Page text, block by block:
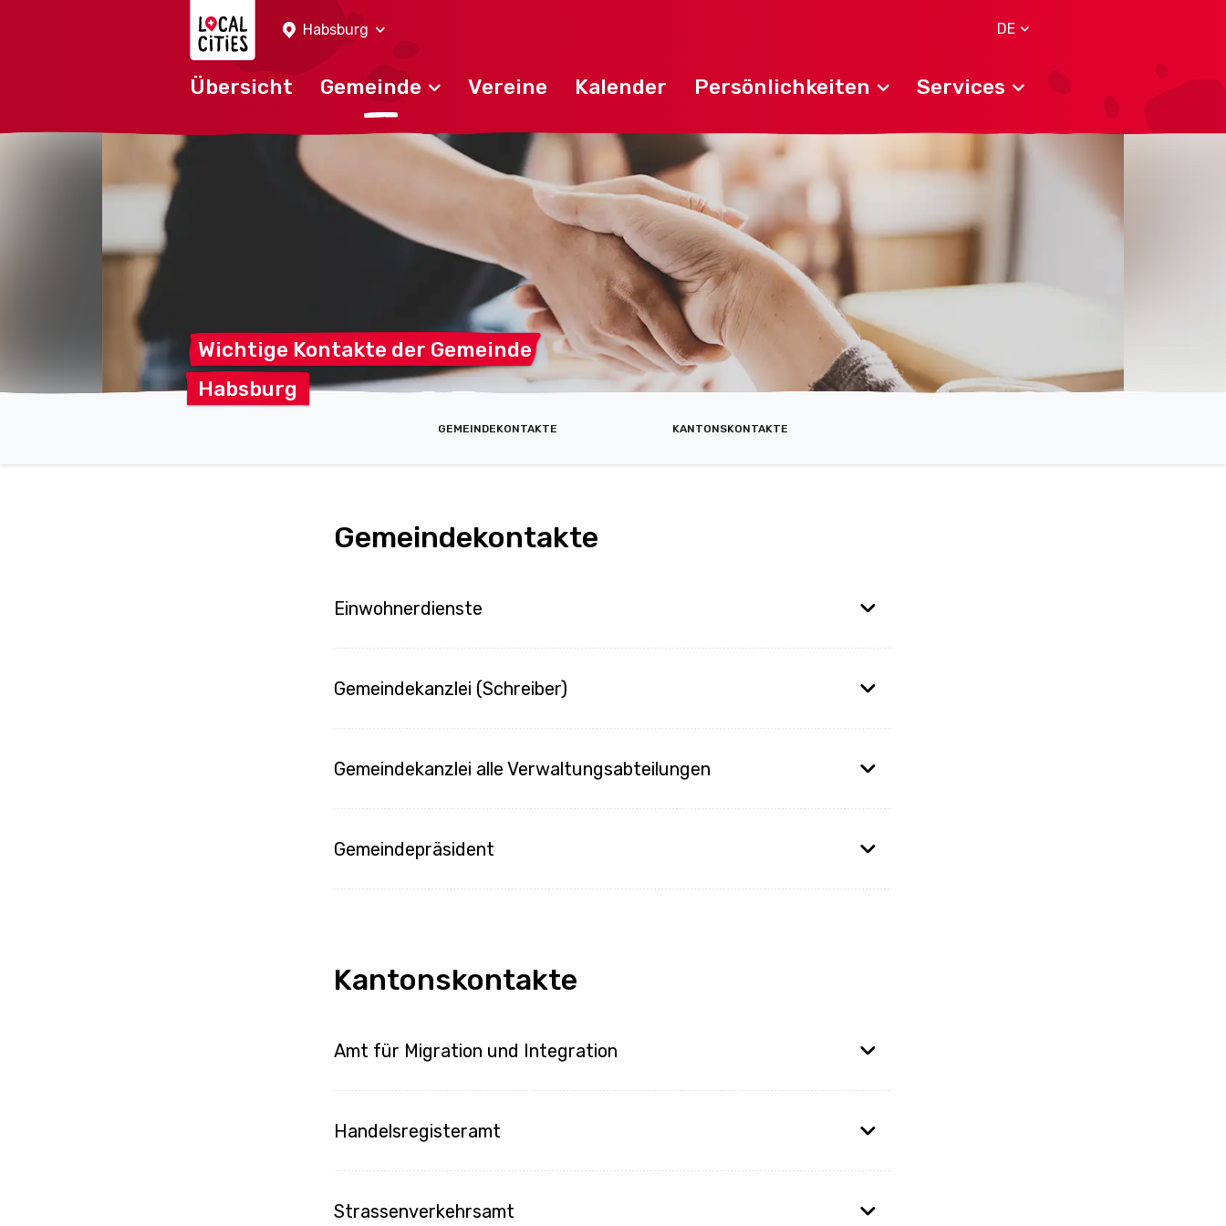
Habsburg
DE
Übersicht Gemeinde Vereine Kalender Persönlichkeiten Services
Wichtige Kontakte der Gemeinde
Habsburg
GEMEINDEKONTAKTE KANTONSKONTAKTE
Gemeindekontakte
Einwohnerdienste
Gemeindekanzlei (Schreiber)
Gemeindekanzlei alle Verwaltungsabteilungen
Gemeindepräsident
Kantonskontakte
Amt für Migration und Integration
Handelsregisteramt
Strassenverkehrsamt